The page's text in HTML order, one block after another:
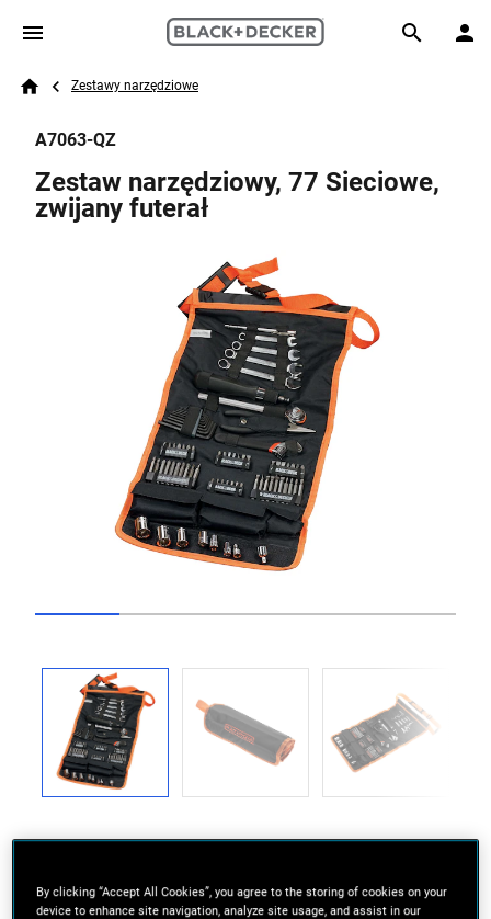
Skip to main content
Search
Breadcrumb
Zestawy narzędziowe
Previous
Next
A7063-QZ
Zestaw narzędziowy, 77 Sieciowe,
zwijany futerał
By clicking “Accept All Cookies”, you agree to the storing of cookies on your
device to enhance site navigation, analyze site usage, and assist in our